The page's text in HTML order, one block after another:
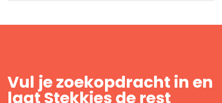
Vul je zoekopdracht in en
laat Stekkies de rest